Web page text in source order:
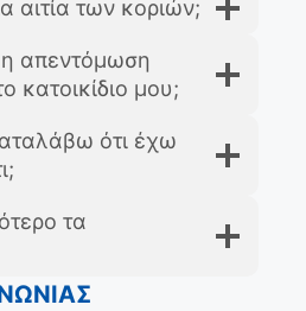
αιτία των κοριών;
η απεντόμωση
κατοικίδιο μου;
ότι έχω
τα